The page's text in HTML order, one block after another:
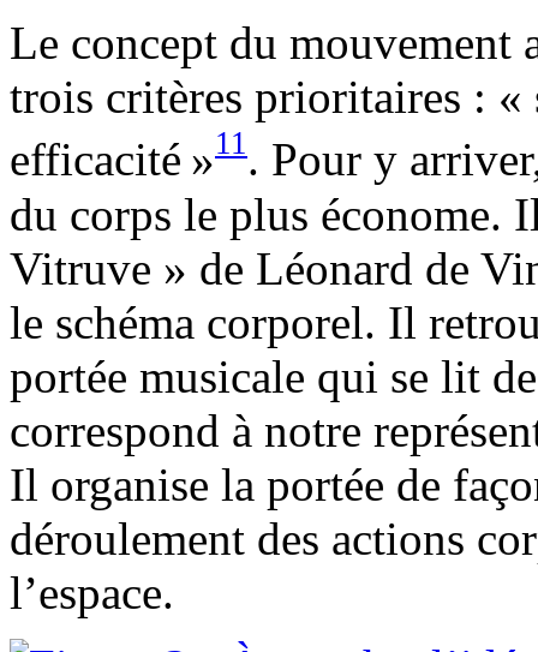
Le concept du mouvement
trois critères prioritaires :
efficacité »11 . Pour y
du corps le plus économe.
Vitruve » de Léonard de
le schéma corporel. Il
portée musicale qui se lit
correspond à notre
Il organise la portée de
déroulement des actions
l’espace.